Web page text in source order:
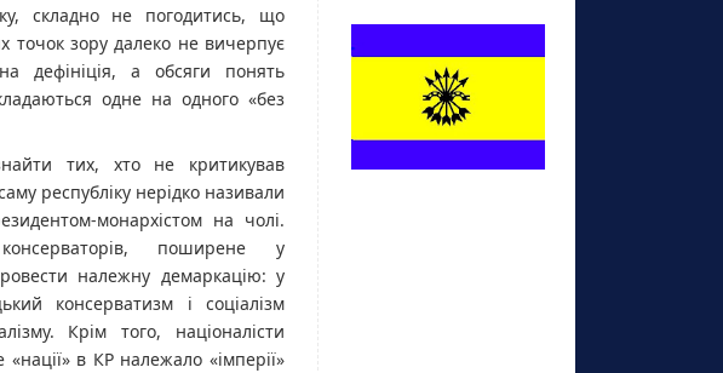
складно не погодитись, що
точок зору далеко не вичерпує
дефініція, а обсяги понять
одне на одного «без
тих, хто не критикував
республіку нерідко називали
монархістом на чолі.
поширене у
належну демаркацію: у
консерватизм і соціалізм
Крім того, націоналісти
в КР належало «імперії»